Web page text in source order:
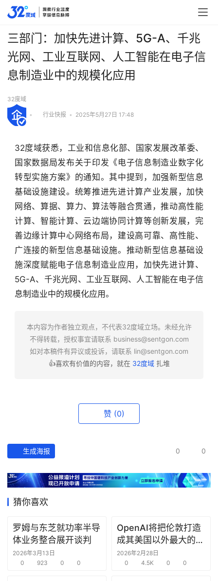
业
快
报
研
选
告
创
三部门：加快先进计算、5G-A、千兆
光网、工业互联网、人工智能在电子信
息制造业中的规模化应用
32度域
• 行业快报 • 2025年5月27日 17:48
32度域获悉，工业和信息化部、国家发展改革委、
国家数据局发布关于印发《电子信息制造业数字化
转型实施方案》的通知。其中提到，加强新型信息
基础设施建设。统筹推进先进计算产业发展，加快
网络、算据、算力、算法等融合贯通，推动高性能
计算、智能计算、云边端协同计算等创新发展，完
善边缘计算中心网络布局，建设高可靠、高性能、
广连接的新型信息基础设施。推动新型信息基础设
施深度赋能电子信息制造业应用，加快先进计算、
5G-A、千兆光网、工业互联网、人工智能在电子信
息制造业中的规模化应用。
本内容为作者独立观点，不代表32度域立场。未经允许
不得转载，授权事宜请联系 business@sentgon.com
如对本稿件有异议或投诉，请联系 lin@sentgon.com
👍喜欢有价值的内容，就在 32度域扎堆
赞 (0)
生成海报 0 0
猜你喜欢
罗姆与东芝就功率半导
体业务整合展开谈判
2026年3月13日
0
923 0 0
OpenAI将把伦敦打造
成其美国以外最大的研
究中心
2026年2月28日
0
4.5K 0 0